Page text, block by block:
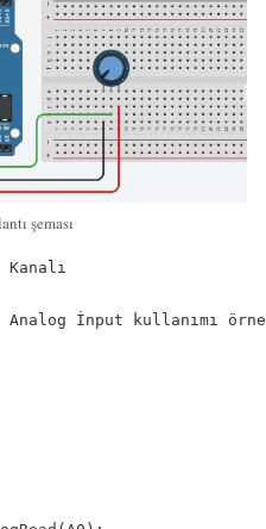
şeması
İnput kullanımı